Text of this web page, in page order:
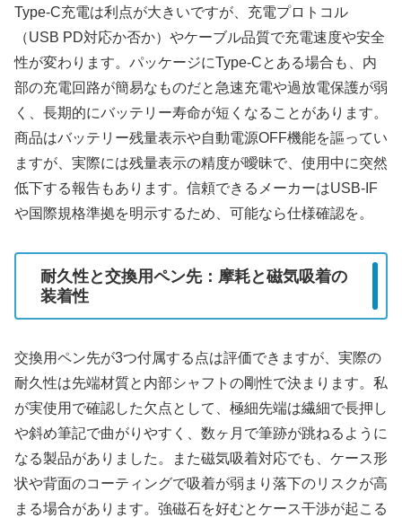
Type-C充電は利点が大きいですが、充電プロトコル
（USB PD対応か否か）やケーブル品質で充電速度や安全
性が変わります。パッケージにType-Cとある場合も、内
部の充電回路が簡易なものだと急速充電や過放電保護が弱
く、長期的にバッテリー寿命が短くなることがあります。
商品はバッテリー残量表示や自動電源OFF機能を謳ってい
ますが、実際には残量表示の精度が曖昧で、使用中に突然
低下する報告もあります。信頼できるメーカーはUSB-IF
や国際規格準拠を明示するため、可能なら仕様確認を。
耐久性と交換用ペン先：摩耗と磁気吸着の
装着性
交換用ペン先が3つ付属する点は評価できますが、実際の
耐久性は先端材質と内部シャフトの剛性で決まります。私
が実使用で確認した欠点として、極細先端は繊細で長押し
や斜め筆記で曲がりやすく、数ヶ月で筆跡が跳ねるように
なる製品がありました。また磁気吸着対応でも、ケース形
状や背面のコーティングで吸着が弱まり落下のリスクが高
まる場合があります。強磁石を好むとケース干渉が起こる